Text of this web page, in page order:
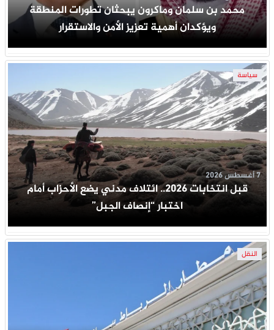
محمد بن سلمان وماكرون يبحثان تطورات المنطقة
ويؤكدان أهمية تعزيز الأمن والاستقرار
سياسة
قبل انتخابات 2026.. ائتلاف مدني يضع الأحزاب أمام
اختبار “إنصاف الجبل”
7 أغسطس 2026
النقل